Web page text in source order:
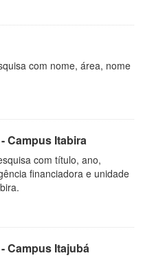
com nome, área, nome
Campus Itabira
com título, ano,
financiadora e unidade
Campus Itajubá